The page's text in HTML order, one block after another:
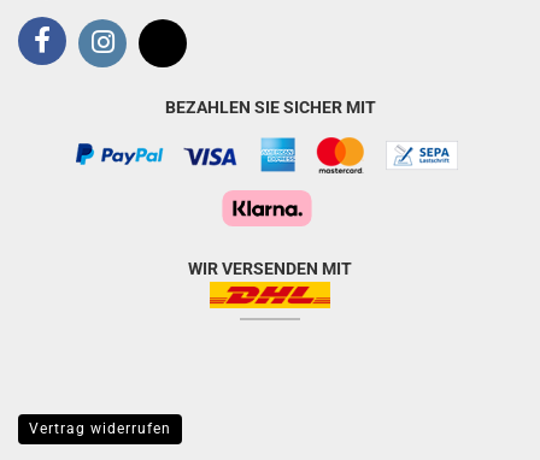
BEZAHLEN SIE SICHER MIT
WIR VERSENDEN MIT
Vertrag widerrufen